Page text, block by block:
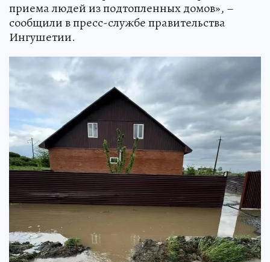
приема людей из подтопленных домов», –
сообщили в пресс-службе правительства
Ингушетии.